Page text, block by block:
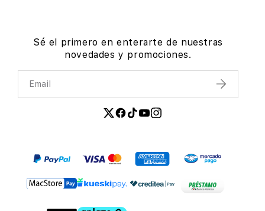
Sé el primero en enterarte de nuestras
novedades y promociones.
Email